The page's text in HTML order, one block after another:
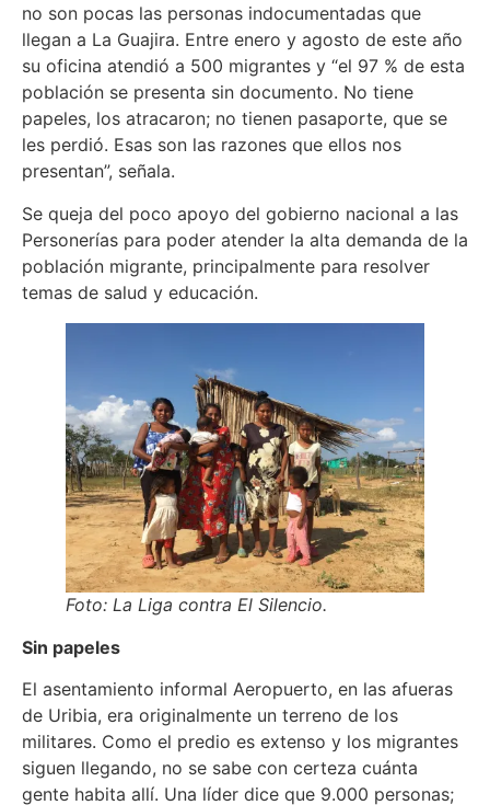
no son pocas las personas indocumentadas que
llegan a La Guajira. Entre enero y agosto de este año
su oficina atendió a 500 migrantes y “el 97 % de esta
población se presenta sin documento. No tiene
papeles, los atracaron; no tienen pasaporte, que se
les perdió. Esas son las razones que ellos nos
presentan”, señala.
Se queja del poco apoyo del gobierno nacional a las
Personerías para poder atender la alta demanda de la
población migrante, principalmente para resolver
temas de salud y educación.
Foto: La Liga contra El Silencio.
Sin papeles
El asentamiento informal Aeropuerto, en las afueras
de Uribia, era originalmente un terreno de los
militares. Como el predio es extenso y los migrantes
siguen llegando, no se sabe con certeza cuánta
gente habita allí. Una líder dice que 9.000 personas;